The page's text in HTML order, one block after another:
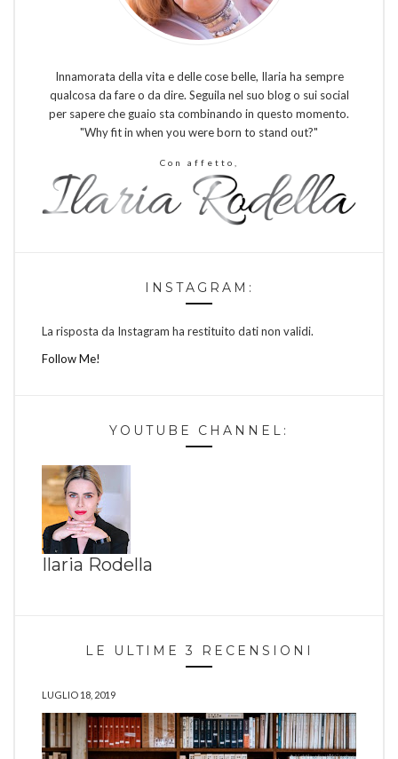
Innamorata della vita e delle cose belle, Ilaria ha sempre
qualcosa da fare o da dire. Seguila nel suo blog o sui social
per sapere che guaio sta combinando in questo momento.
"Why fit in when you were born to stand out?"
Con affetto,
INSTAGRAM:
La risposta da Instagram ha restituito dati non validi.
Follow Me!
YOUTUBE CHANNEL:
Ilaria Rodella
LE ULTIME 3 RECENSIONI
LUGLIO 18, 2019